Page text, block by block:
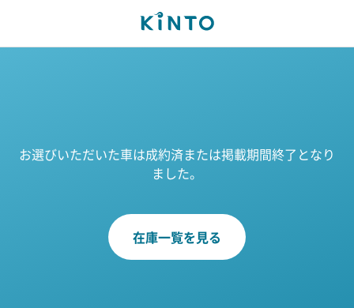
お選びいただいた車は成約済または掲載期間終了となり
ました。
在庫一覧を見る